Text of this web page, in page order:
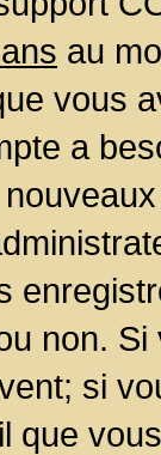
au
vous
a
non.
si
que